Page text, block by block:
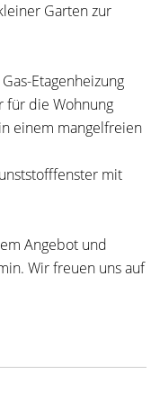
Garten zur
Etagenheizung
für die Wohnung
einem mangelfreien
mit
Angebot und
Wir freuen uns auf